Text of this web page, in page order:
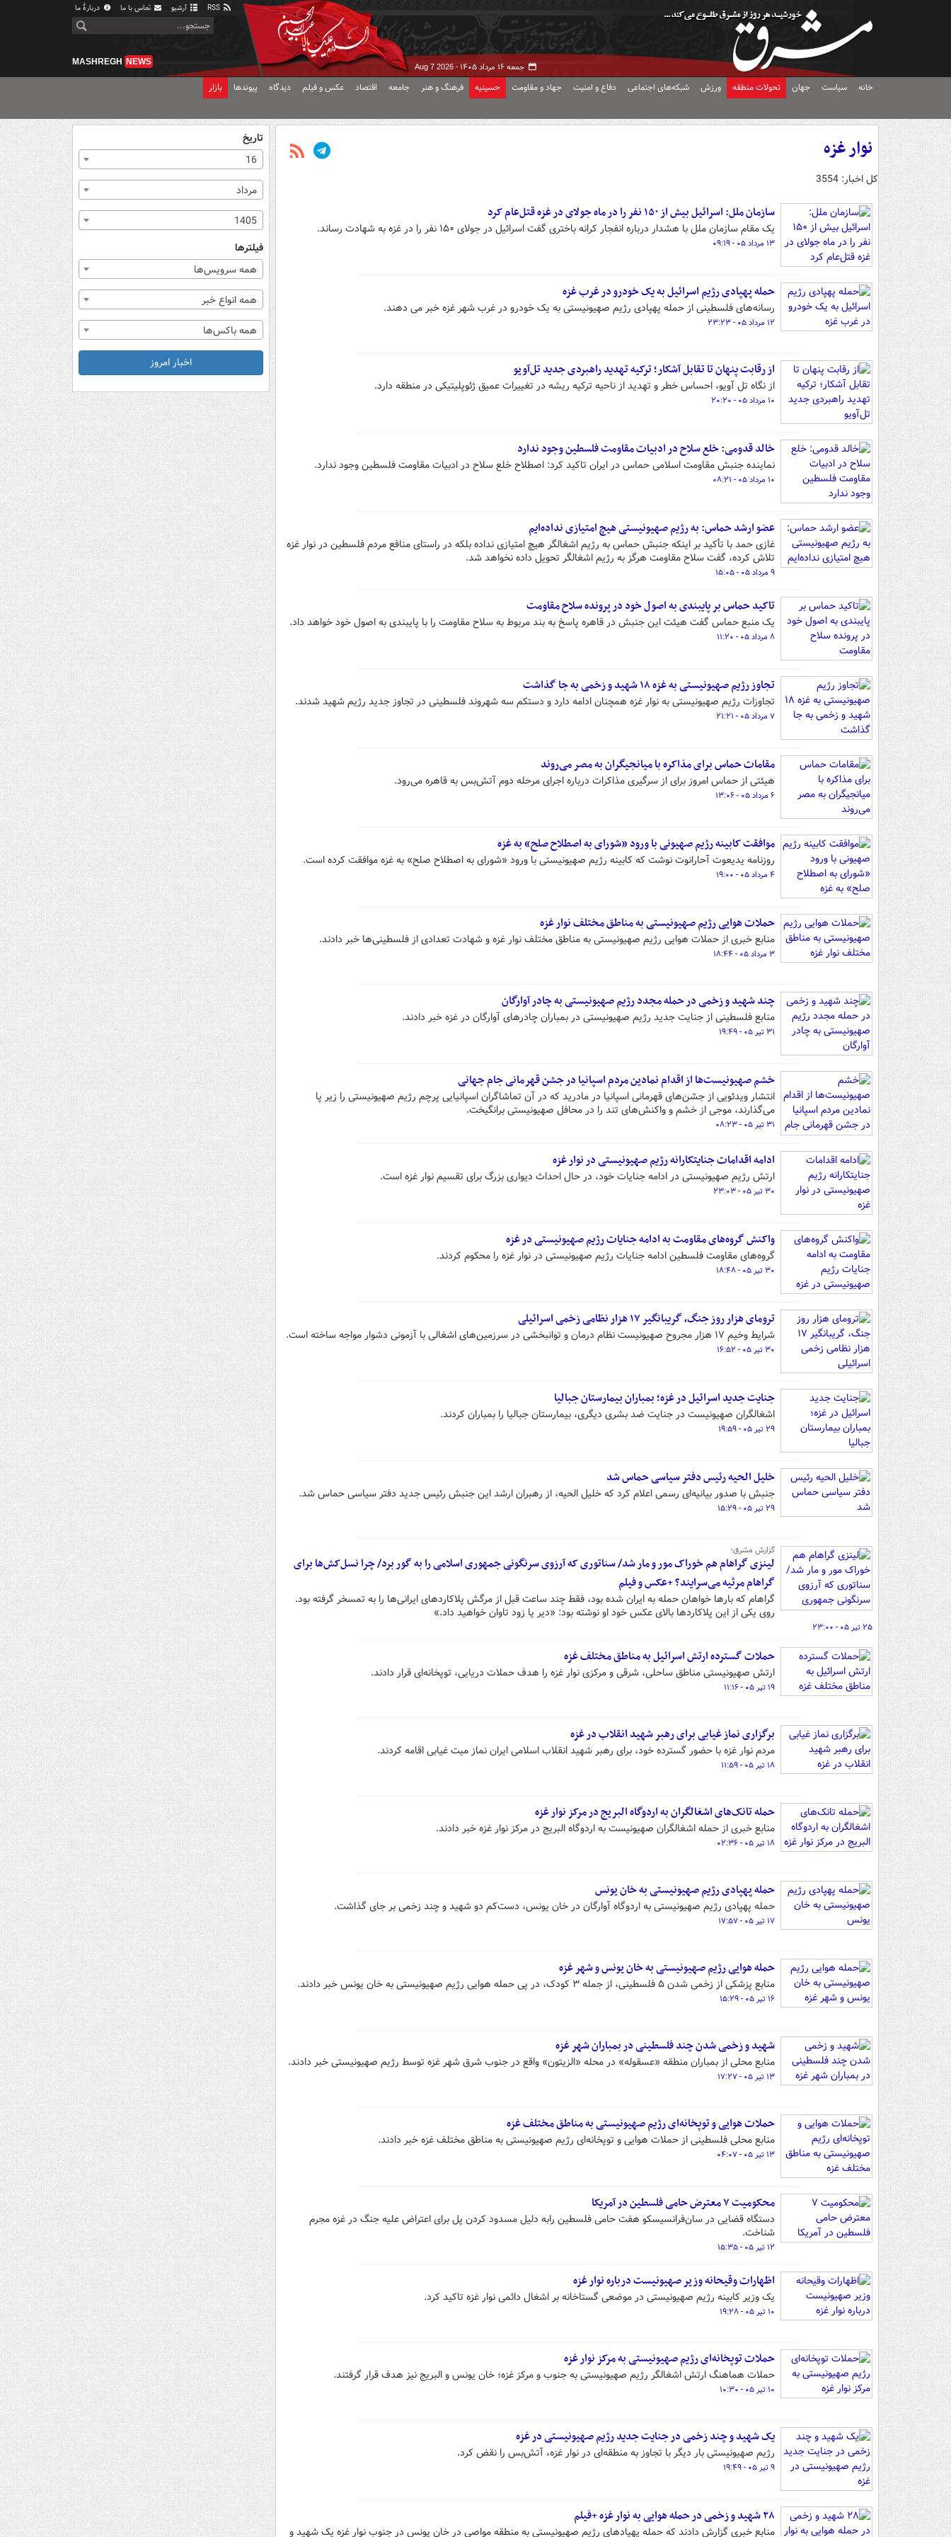
آرشیو تماس با ما دربارهٔ ما
جمعه ۱۶ مرداد ۱۴۰۵ - Aug 7 2026
MASHREGH NEWS
خانه سیاست جهان تحولات منطقه ورزش شبکه‌های اجتماعی دفاع و امنیت جهاد و مقاومت حسینیه فرهنگ و هنر جامعه اقتصاد عکس و فیلم دیدگاه پیوندها بازار
نوار غزه
کل اخبار: 3554
سازمان‌ ملل: اسرائیل بیش از ۱۵۰ نفر را در ماه جولای در غزه قتل‌عام کرد
یک مقام سازمان ملل با هشدار درباره انفجار کرانه باختری گفت اسرائیل در جولای ۱۵۰ نفر را در غزه به شهادت رساند.
۱۳ مرداد ۰۵ - ۰۹:۱۹
حمله پهپادی رژیم اسرائیل به یک خودرو در غرب غزه
رسانه‌های فلسطینی از حمله پهپادی رژیم صهیونیستی به یک خودرو در غرب شهر غزه خبر می دهند.
۱۲ مرداد ۰۵ - ۲۳:۲۳
از رقابت پنهان تا تقابل آشکار؛ ترکیه تهدید راهبردی جدید تل‌آویو
از نگاه تل آویو، احساس خطر و تهدید از ناحیه ترکیه ریشه در تغییرات عمیق ژئوپلیتیکی در منطقه دارد.
۱۰ مرداد ۰۵ - ۲۰:۲۰
خالد قدومی: خلع سلاح در ادبیات مقاومت فلسطین وجود ندارد
نماینده جنبش مقاومت اسلامی حماس در ایران تاکید کرد: اصطلاح خلع سلاح در ادبیات مقاومت فلسطین وجود ندارد.
۱۰ مرداد ۰۵ - ۰۸:۲۱
عضو ارشد حماس: به رژیم صهیونیستی هیچ امتیازی نداده‌ایم
غازی حمد با تأکید بر اینکه جنبش حماس به رژیم اشغالگر هیچ امتیازی نداده بلکه در راستای منافع مردم فلسطین در نوار غزه
تلاش کرده، گفت سلاح مقاومت هرگز به رژیم اشغالگر تحویل داده نخواهد شد.
۹ مرداد ۰۵ - ۱۵:۰۵
تاکید حماس بر پایبندی به اصول خود در پرونده سلاح مقاومت
یک منبع حماس گفت هیئت این جنبش در قاهره پاسخ به بند مربوط به سلاح مقاومت را با پایبندی به اصول خود خواهد داد.
۸ مرداد ۰۵ - ۱۱:۲۰
تجاوز رژیم صهیونیستی به غزه ۱۸ شهید و زخمی به جا گذاشت
تجاوزات رژیم صهیونیستی به نوار غزه همچنان ادامه دارد و دستکم سه شهروند فلسطینی در تجاوز جدید رژیم شهید شدند.
۷ مرداد ۰۵ - ۲۱:۲۱
مقامات حماس برای مذاکره با میانجیگران به مصر می‌روند
هیئتی از حماس امروز برای از سرگیری مذاکرات درباره اجرای مرحله دوم آتش‌بس به قاهره می‌رود.
۶ مرداد ۰۵ - ۱۳:۰۶
موافقت کابینه رژیم صهیونی با ورود «شورای به اصطلاح صلح» به غزه
روزنامه یدیعوت آحارانوت نوشت که کابینه رژیم صهیونیستی با ورود «شورای به اصطلاح صلح» به غزه موافقت کرده است.
۴ مرداد ۰۵ - ۱۹:۰۰
حملات هوایی رژیم صهیونیستی به مناطق مختلف نوار غزه
منابع خبری از حملات هوایی رژیم صهیونیستی به مناطق مختلف نوار غزه و شهادت تعدادی از فلسطینی‌ها خبر دادند.
۳ مرداد ۰۵ - ۱۸:۴۴
چند شهید و زخمی در حمله مجدد رژیم صهیونیستی به چادر آوارگان
منابع فلسطینی از جنایت جدید رژیم صهیونیستی در بمباران چادرهای آوارگان در غزه خبر دادند.
۳۱ تیر ۰۵ - ۱۹:۴۹
خشم صهیونیست‌ها از اقدام نمادین مردم اسپانیا در جشن قهرمانی جام جهانی
انتشار ویدئویی از جشن‌های قهرمانی اسپانیا در مادرید که در آن تماشاگران اسپانیایی پرچم رژیم صهیونیستی را زیر پا
می‌گذارند، موجی از خشم و واکنش‌های تند را در محافل صهیونیستی برانگیخت.
۳۱ تیر ۰۵ - ۰۸:۲۳
ادامه اقدامات جنایتکارانه رژیم صهیونیستی در نوار غزه
ارتش رژیم صهیونیستی در ادامه جنایات خود، در حال احداث دیواری بزرگ برای تقسیم نوار غزه است.
۳۰ تیر ۰۵ - ۲۳:۰۳
واکنش گروه‌های مقاومت به ادامه جنایات رژیم صهیونیستی در غزه
گروه‌های مقاومت فلسطین ادامه جنایات رژیم صهیونیستی در نوار غزه را محکوم کردند.
۳۰ تیر ۰۵ - ۱۸:۴۸
ترومای هزار روز جنگ، گریبانگیر ۱۷ هزار نظامی زخمی اسرائیلی
شرایط وخیم ۱۷ هزار مجروح صهیونیست نظام درمان و توانبخشی در سرزمین‌های اشغالی با آزمونی دشوار مواجه ساخته است.
۳۰ تیر ۰۵ - ۱۶:۵۲
جنایت جدید اسرائیل در غزه؛ بمباران بیمارستان جبالیا
اشغالگران صهیونیست در جنایت ضد بشری دیگری، بیمارستان جبالیا را بمباران کردند.
۲۹ تیر ۰۵ - ۱۹:۵۹
خلیل الحیه رئیس دفتر سیاسی حماس شد
جنبش با صدور بیانیه‌ای رسمی اعلام کرد که خلیل الحیه، از رهبران ارشد این جنبش رئیس جدید دفتر سیاسی حماس شد.
۲۹ تیر ۰۵ - ۱۵:۲۹
گزارش مشرق؛
لینزی گراهام هم خوراک مور و مار شد/ سناتوری که آرزوی سرنگونی جمهوری اسلامی را به گور برد/ چرا نسل‌کش‌ها برای
گراهام مرثیه می‌سرایند؟ +عکس و فیلم
گراهام که بارها خواهان حمله به ایران شده بود، فقط چند ساعت قبل از مرگش پلاکاردهای ایرانی‌ها را به تمسخر گرفته بود.
روی یکی از این پلاکاردها بالای عکس خود او نوشته بود: «دیر یا زود تاوان خواهید داد.»
۲۵ تیر ۰۵ - ۲۳:۰۰
حملات گسترده ارتش اسرائیل به مناطق مختلف غزه
ارتش صهیونیستی مناطق ساحلی، شرقی و مرکزی نوار غزه را هدف حملات دریایی، توپخانه‌ای قرار دادند.
۱۹ تیر ۰۵ - ۱۱:۱۶
برگزاری نماز غیابی برای رهبر شهید انقلاب در غزه
مردم نوار غزه با حضور گسترده خود، برای رهبر شهید انقلاب اسلامی ایران نماز میت غیابی اقامه کردند.
۱۸ تیر ۰۵ - ۱۱:۵۹
حمله تانک‌های اشغالگران به اردوگاه البریج در مرکز نوار غزه
منابع خبری از حمله اشغالگران صهیونیست به اردوگاه البریج در مرکز نوار غزه خبر دادند.
۱۸ تیر ۰۵ - ۰۲:۳۶
حمله پهپادی رژیم صهیونیستی به خان یونس
حمله پهپادی رژیم صهیونیستی به اردوگاه آوارگان در خان یونس، دست‌کم دو شهید و چند زخمی بر جای گذاشت.
۱۷ تیر ۰۵ - ۱۷:۵۷
حمله هوایی رژیم صهیونیستی به خان یونس و شهر غزه
منابع پزشکی از زخمی شدن ۵ فلسطینی، از جمله ۳ کودک، در پی حمله هوایی رژیم صهیونیستی به خان یونس خبر دادند.
۱۶ تیر ۰۵ - ۱۵:۲۹
شهید و زخمی شدن چند فلسطینی در بمباران شهر غزه
منابع محلی از بمباران منطقه «عسقوله» در محله «الزیتون» واقع در جنوب شرق شهر غزه توسط رژیم صهیونیستی خبر دادند.
۱۳ تیر ۰۵ - ۱۷:۲۷
حملات هوایی و توپخانه‌ای رژیم صهیونیستی به مناطق مختلف غزه
منابع محلی فلسطینی از حملات هوایی و توپخانه‌ای رژیم صهیونیستی به مناطق مختلف غزه خبر دادند.
۱۳ تیر ۰۵ - ۰۴:۰۷
محکومیت ۷ معترض حامی فلسطین در آمریکا
دستگاه قضایی در سان‌فرانسیسکو هفت حامی فلسطین رابه دلیل مسدود کردن پل برای اعتراض علیه جنگ در غزه مجرم
شناخت.
۱۲ تیر ۰۵ - ۱۵:۳۵
اظهارات وقیحانه وزیر صهیونیست درباره نوار غزه
یک وزیر کابینه رژیم صهیونیستی در موضعی گستاخانه بر اشغال دائمی نوار غزه تاکید کرد.
۱۰ تیر ۰۵ - ۱۹:۲۸
حملات توپخانه‌ای رژیم صهیونیستی به مرکز نوار غزه
حملات هماهنگ ارتش اشغالگر رژیم صهیونیستی به جنوب و مرکز غزه؛ خان یونس و البریج نیز هدف قرار گرفتند.
۱۰ تیر ۰۵ - ۱۰:۳۰
یک شهید و چند زخمی در جنایت جدید رژیم صهیونیستی در غزه
رژیم صهیونیستی بار دیگر با تجاوز به منطقه‌ای در نوار غزه، آتش‌بس را نقض کرد.
۹ تیر ۰۵ - ۱۹:۴۹
۲۸ شهید و زخمی در حمله هوایی به نوار غزه +فیلم
منابع خبری گزارش دادند که حمله پهپادهای رژیم صهیونیستی به منطقه مواصی در خان یونس در جنوب نوار غزه یک شهید و
تاریخ
16
مرداد
1405
فیلترها
همه سرویس‌ها
همه انواع خبر
همه باکس‌ها
اخبار امروز